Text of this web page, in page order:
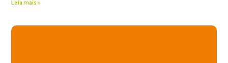
Leia mais »